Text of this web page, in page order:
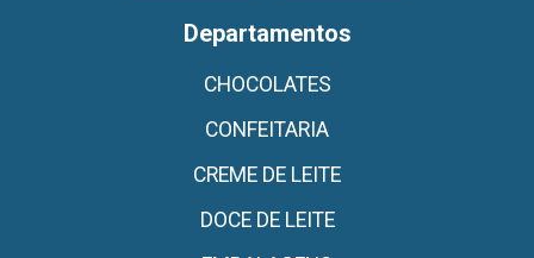
Departamentos
CHOCOLATES
CONFEITARIA
CREME DE LEITE
DOCE DE LEITE